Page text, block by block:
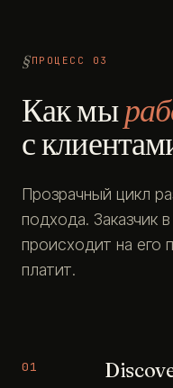
ПРОЦЕСС 03
Как мы
с
Прозрачный цикл
подхода. Заказчик
происходит на его
платит.
01